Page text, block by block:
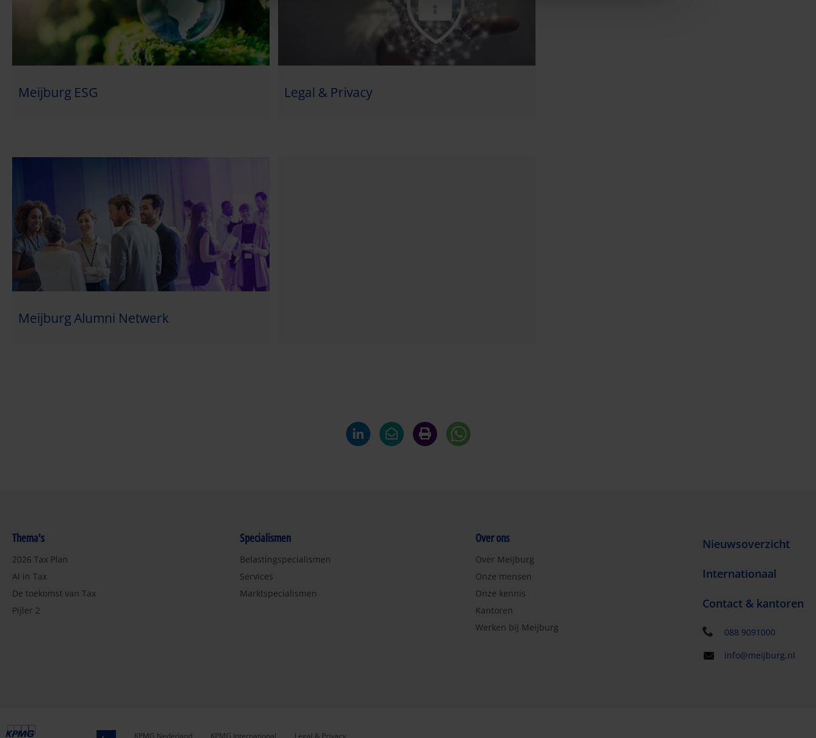
Meijburg ESG Legal & Privacy
Meijburg Alumni Netwerk
Thema's
2026 Tax Plan
AI in Tax
De toekomst van Tax
Pijler 2
Specialismen
Belastingspecialismen
Services
Marktspecialismen
Over ons
Over Meijburg
Onze mensen
Onze kennis
Kantoren
Werken bij Meijburg
Nieuwsoverzicht
Internationaal
Contact & kantoren
088 9091000
info@meijburg.nl